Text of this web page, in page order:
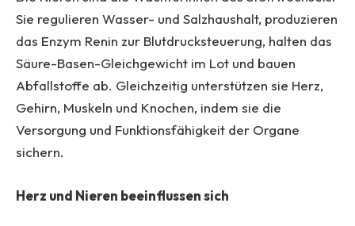
Sie regulieren Wasser- und Salzhaushalt, produzieren
das Enzym Renin zur Blutdrucksteuerung, halten das
Säure-Basen-Gleichgewicht im Lot und bauen
Abfallstoffe ab. Gleichzeitig unterstützen sie Herz,
Gehirn, Muskeln und Knochen, indem sie die
Versorgung und Funktionsfähigkeit der Organe
sichern.
Herz und Nieren beeinflussen sich